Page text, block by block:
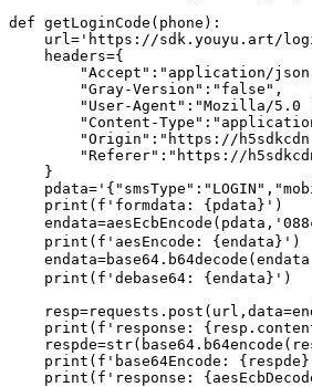
def getLoginCode(phone):
url='https://sdk.youyu.art/
    headers={
"Accept":"application/
        "Gray-Version":"false",
"User-Agent":"Mozilla/5.0
"Content-
"Origin":"https://
"Referer":"https://
    }
    print(f'formdata: {pdata}')
    print(f'aesEncode: {endata}')
    print(f'debase64: {endata}')
print(f'response:
print(f'base64Encode:
print(f'response: